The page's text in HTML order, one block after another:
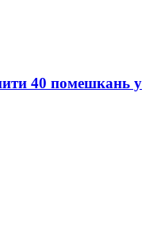
40 помешкань у